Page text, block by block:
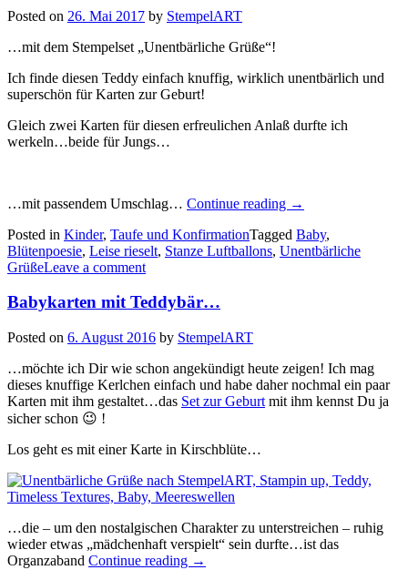
Posted on 26. Mai 2017 by StempelART
…mit dem Stempelset „Unentbärliche Grüße“!
Ich finde diesen Teddy einfach knuffig, wirklich unentbärlich und
superschön für Karten zur Geburt!
Gleich zwei Karten für diesen erfreulichen Anlaß durfte ich
werkeln…beide für Jungs…
…mit passendem Umschlag… Continue reading „Ein
„Willkommen
auf
→
Posted in Kinder, Taufe und KonfirmationTagged Baby,
Blütenpoesie, Leise rieselt, Stanze Luftballons, Unentbärliche
GrüßeLeave a comment
Babykarten mit Teddybär…
Posted on 6. August 2016 by StempelART
…möchte ich Dir wie schon angekündigt heute zeigen! Ich mag
dieses knuffige Kerlchen einfach und habe daher nochmal ein paar
Karten mit ihm gestaltet…das Set zur Geburt mit ihm kennst Du ja
sicher schon 😉 !
Los geht es mit einer Karte in Kirschblüte…
…die – um den nostalgischen Charakter zu unterstreichen – ruhig
wieder etwas „mädchenhaft verspielt“ sein durfte…ist das
Organzaband Continue reading „Babykarten
→